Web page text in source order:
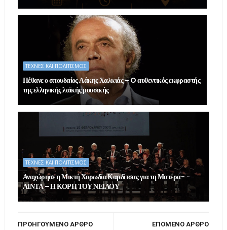
ΤΕΧΝΕΣ ΚΑΙ ΠΟΛΙΤΙΣΜΟΣ
Πέθανε ο σπουδαίος Λάκης Χαλκιάς – O αυθεντικός εκφραστής
της ελληνικής λαϊκής μουσικής
ΤΕΧΝΕΣ ΚΑΙ ΠΟΛΙΤΙΣΜΟΣ
Αναχώρησε η Μικτή Χορωδία Καρδίτσας για τη Ματέρα-
ΑΙΝΤΑ – Η ΚΟΡΗ ΤΟΥ ΝΕΙΛΟΥ
ΕΠΟΜΕΝΟ ΑΡΘΡΟ
ΠΡΟΗΓΟΥΜΕΝΟ ΑΡΘΡΟ